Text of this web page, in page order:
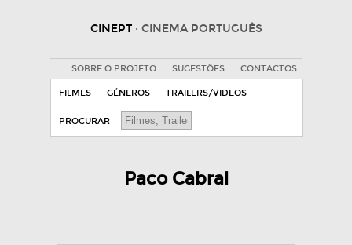
CINEPT · CINEMA PORTUGUÊS
SOBRE O PROJETO SUGESTÕES CONTACTOS
FILMES GÉNEROS TRAILERS/VIDEOS
PROCURAR
Paco Cabral